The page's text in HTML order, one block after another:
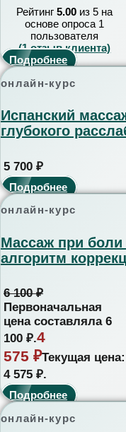
Рейтинг5.00 из 5 на
основе опроса 1
пользователя
(1отзыв клиента)
Подробнее
онлайн-курс
Испанский
глубокого
5 700 ₽
Подробнее
онлайн-курс
Массаж при
алгоритм
6 100₽
Первоначальная
цена составляла 6
100 ₽.4
575 ₽Текущая цена:
4 575 ₽.
Подробнее
онлайн-курс